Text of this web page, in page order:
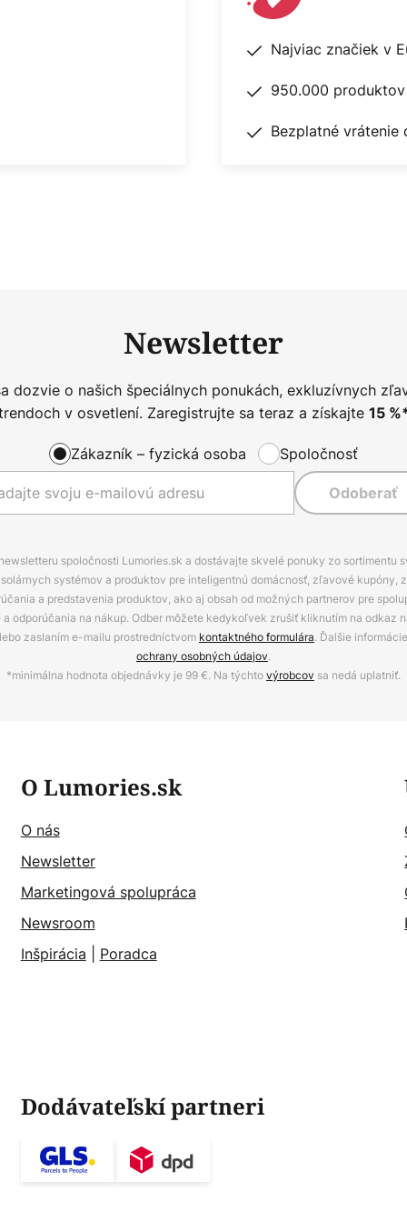
Najviac značiek v
950.000
Bezplatné vrátenie
Newsletter
dozvie o našich špeciálnych ponukách, exkluzívnych
v osvetlení. Zaregistrujte sa teraz a získajte 15
Zákazník – fyzická osoba Spoločnosť
Odoberať
spoločnosti Lumories.sk a dostávajte skvelé ponuky zo sortimentu
systémov a produktov pre inteligentnú domácnosť, zľavové kupóny,
a predstavenia produktov, ako aj obsah od možných partnerov pre
odporúčania na nákup. Odber môžete kedykoľvek zrušiť kliknutím na odkaz
zaslaním e-mailu prostredníctvom kontaktného formulára. Ďalšie
ochrany osobných údajov.
*minimálna hodnota objednávky je 99 €. Na týchtovýrobcov sa nedá uplatniť.
O Lumories.sk
O nás
Newsletter
Marketingová spolupráca
Newsroom
Inšpirácia
Poradca
Dodávateľskí partneri